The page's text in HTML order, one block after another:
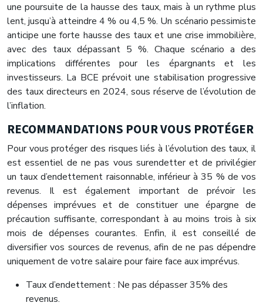
une poursuite de la hausse des taux, mais à un rythme plus
lent, jusqu’à atteindre 4 % ou 4,5 %. Un scénario pessimiste
anticipe une forte hausse des taux et une crise immobilière,
avec des taux dépassant 5 %. Chaque scénario a des
implications différentes pour les épargnants et les
investisseurs. La BCE prévoit une stabilisation progressive
des taux directeurs en 2024, sous réserve de l’évolution de
l’inflation.
RECOMMANDATIONS POUR VOUS PROTÉGER
Pour vous protéger des risques liés à l’évolution des taux, il
est essentiel de ne pas vous surendetter et de privilégier
un taux d’endettement raisonnable, inférieur à 35 % de vos
revenus. Il est également important de prévoir les
dépenses imprévues et de constituer une épargne de
précaution suffisante, correspondant à au moins trois à six
mois de dépenses courantes. Enfin, il est conseillé de
diversifier vos sources de revenus, afin de ne pas dépendre
uniquement de votre salaire pour faire face aux imprévus.
Taux d’endettement : Ne pas dépasser 35% des
revenus.